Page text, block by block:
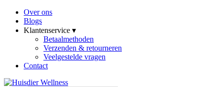
Over ons
Blogs
Klantenservice ▾
Betaalmethoden
Verzenden & retourneren
Veelgestelde vragen
Contact